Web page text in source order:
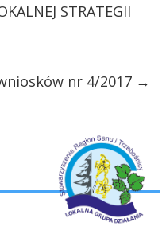
STRATEGII
nr 4/2017 →